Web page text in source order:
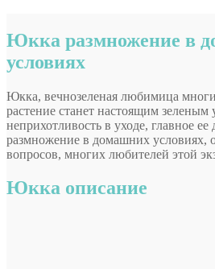
Юкка размножение в
условиях
Юкка, вечнозеленая любимица
растение станет настоящим
неприхотливость в уходе, главное
размножение в домашних условиях,
вопросов, многих любителей этой
Юкка описание